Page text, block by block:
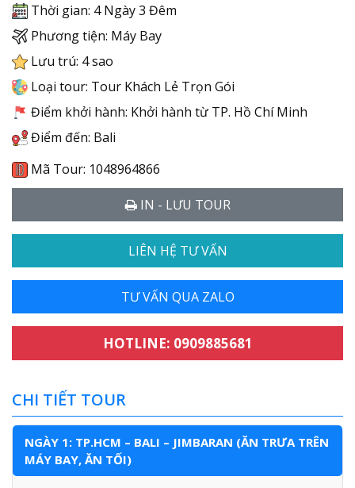
Thời gian: 4 Ngày 3 Đêm
Phương tiện: Máy Bay
Lưu trú: 4 sao
Loại tour: Tour Khách Lẻ Trọn Gói
Điểm khởi hành: Khởi hành từ TP. Hồ Chí Minh
Điểm đến: Bali
Mã Tour: 1048964866
IN - LƯU TOUR
LIÊN HỆ TƯ VẤN
TƯ VẤN QUA ZALO
HOTLINE: 0909885681
CHI TIẾT TOUR
NGÀY 1: TP.HCM – BALI – JIMBARAN (ĂN TRƯA TRÊN
MÁY BAY, ĂN TỐI)